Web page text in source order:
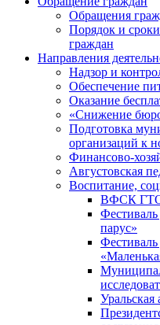
Обращения
Порядок и
граждан
Направления
Надзор и
Обеспечение
Оказание
«Снижение
Подготовка
организаций к
Финансово-
Августовская
Воспитание,
ВФСК
парус»
Уральская